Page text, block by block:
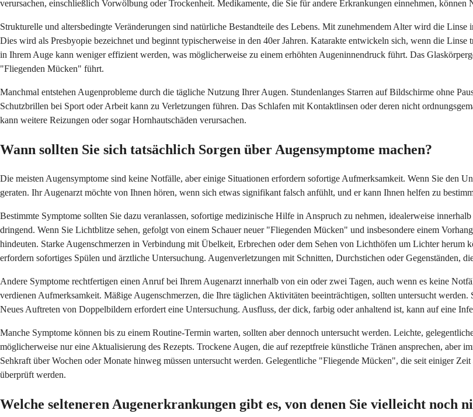
verursachen, einschließlich Vorwölbung oder Trockenheit. Medikamente, die Sie für andere Erkrankungen einnehmen,
Strukturelle und altersbedingte Veränderungen sind natürliche Bestandteile des Lebens. Mit zunehmendem Alter wird die
Dies wird als Presbyopie bezeichnet und beginnt typischerweise in den 40er Jahren. Katarakte entwickeln sich, wenn die
in Ihrem Auge kann weniger effizient werden, was möglicherweise zu einem erhöhten Augeninnendruck führt. Das
"Fliegenden Mücken" führt.
Manchmal entstehen Augenprobleme durch die tägliche Nutzung Ihrer Augen. Stundenlanges Starren auf Bildschirme ohne
Schutzbrillen bei Sport oder Arbeit kann zu Verletzungen führen. Das Schlafen mit Kontaktlinsen oder deren nicht
kann weitere Reizungen oder sogar Hornhautschäden verursachen.
Wann sollten Sie sich tatsächlich Sorgen über Augensymptome machen?
Die meisten Augensymptome sind keine Notfälle, aber einige Situationen erfordern sofortige Aufmerksamkeit. Wenn Sie den
geraten. Ihr Augenarzt möchte von Ihnen hören, wenn sich etwas signifikant falsch anfühlt, und er kann Ihnen helfen zu
Bestimmte Symptome sollten Sie dazu veranlassen, sofortige medizinische Hilfe in Anspruch zu nehmen, idealerweise
dringend. Wenn Sie Lichtblitze sehen, gefolgt von einem Schauer neuer "Fliegenden Mücken" und insbesondere einem
hindeuten. Starke Augenschmerzen in Verbindung mit Übelkeit, Erbrechen oder dem Sehen von Lichthöfen um Lichter
erfordern sofortiges Spülen und ärztliche Untersuchung. Augenverletzungen mit Schnitten, Durchstichen oder Gegenständen,
Andere Symptome rechtfertigen einen Anruf bei Ihrem Augenarzt innerhalb von ein oder zwei Tagen, auch wenn es keine
verdienen Aufmerksamkeit. Mäßige Augenschmerzen, die Ihre täglichen Aktivitäten beeinträchtigen, sollten untersucht
Neues Auftreten von Doppelbildern erfordert eine Untersuchung. Ausfluss, der dick, farbig oder anhaltend ist, kann auf eine
Manche Symptome können bis zu einem Routine-Termin warten, sollten aber dennoch untersucht werden. Leichte,
möglicherweise nur eine Aktualisierung des Rezepts. Trockene Augen, die auf rezeptfreie künstliche Tränen ansprechen, aber
Sehkraft über Wochen oder Monate hinweg müssen untersucht werden. Gelegentliche "Fliegende Mücken", die seit einiger
überprüft werden.
Welche selteneren Augenerkrankungen gibt es, von denen Sie vielleicht noch